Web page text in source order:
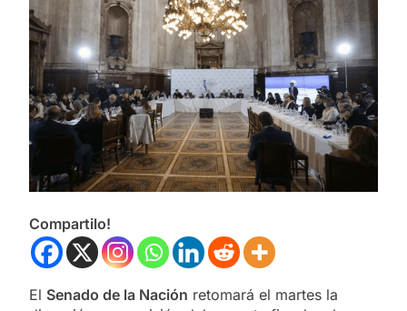
Compartilo!
El Senado de la Nación retomará el martes la